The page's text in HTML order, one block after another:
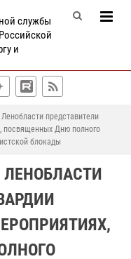
службы
и
представители
посвященных Дню полного
блокады
ЛЕНОБЛАСТИ